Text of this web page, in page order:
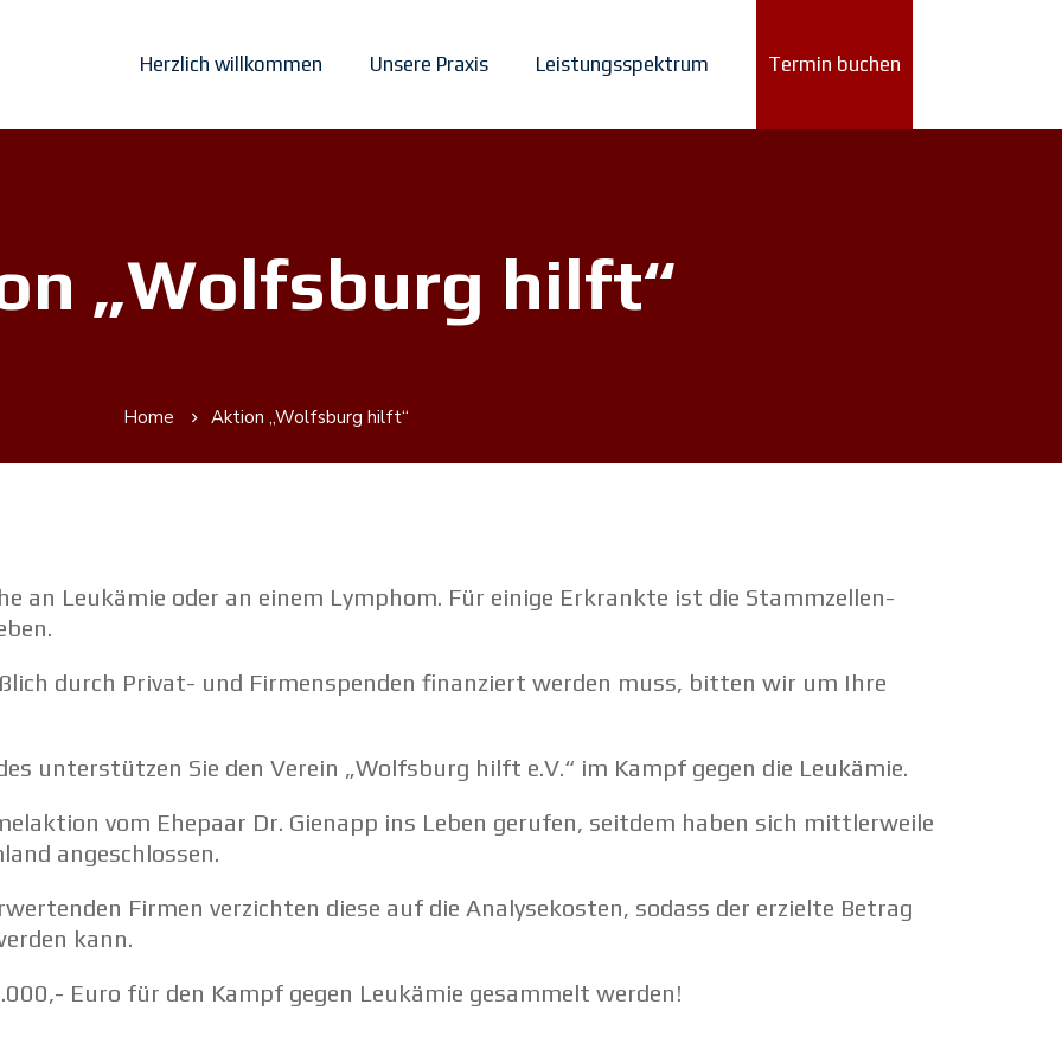
Herzlich willkommen Unsere Praxis Leistungsspektrum Termin buchen
„Wolfsburg hilft“
Home Aktion „Wolfsburg hilft“
an Leukämie oder an einem Lymphom. Für einige Erkrankte ist die Stamm­zel­len­
durch Privat- und Firmen­spenden finan­ziert werden muss, bitten wir um Ihre
unter­stützen Sie den Verein „Wolfsburg hilft e.V.“ im Kampf gegen die Leukämie.
vom Ehepaar Dr. Gienapp ins Leben gerufen, seitdem haben sich mittler­weile
angeschlossen.
Firmen verzichten diese auf die Analy­se­kosten, sodass der erzielte Betrag
kann.
Euro für den Kampf gegen Leukämie gesammelt werden!